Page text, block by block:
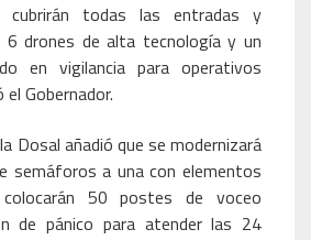
cubrirán todas las entradas y
6 drones de alta tecnología y un
en vigilancia para operativos
Gobernador.
Dosal añadió que se modernizará
semáforos a una con elementos
50 postes de voceo
de pánico para atender las 24